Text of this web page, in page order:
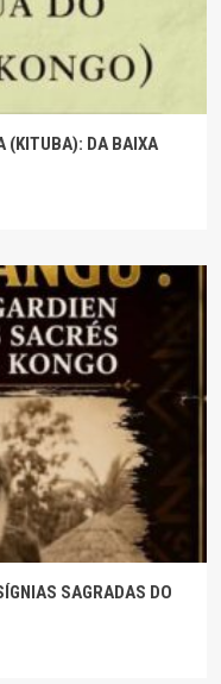
(KITUBA): DA BAIXA
SAGRADAS DO